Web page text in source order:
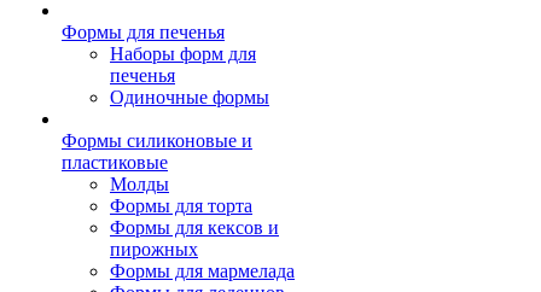
Формы для печенья
Наборы форм для
печенья
Одиночные формы
Формы силиконовые и
пластиковые
Молды
Формы для торта
Формы для кексов и
пирожных
Формы для мармелада